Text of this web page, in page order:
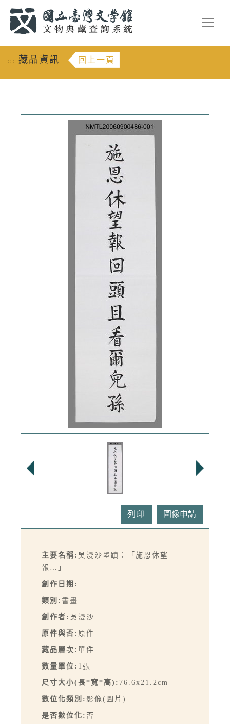
::: 藏品資訊 回上一頁
列印
主要名稱: 吳漫沙墨蹟：「施恩休望
報…」
創作日期:
類別: 書畫
創作者: 吳漫沙
原件與否: 原件
藏品層次: 單件
數量單位: 1張
尺寸大小(長*寬*高): 76.6x21.2cm
數位化類別: 影像(圖片)
是否數位化: 否